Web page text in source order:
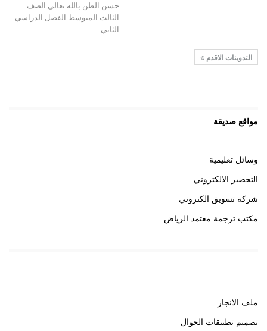
حسن الظن بالله تعالي الصف
الثالث المتوسط الفصل الدراسي
الثاني…
التدوينات الاقدم
مواقع صديقة
وسائل تعليمية
التحضير الالكتروني
شركة تسويق الكتروني
مكتب ترجمة معتمد الرياض
ملف الانجاز
تصميم تطبيقات الجوال